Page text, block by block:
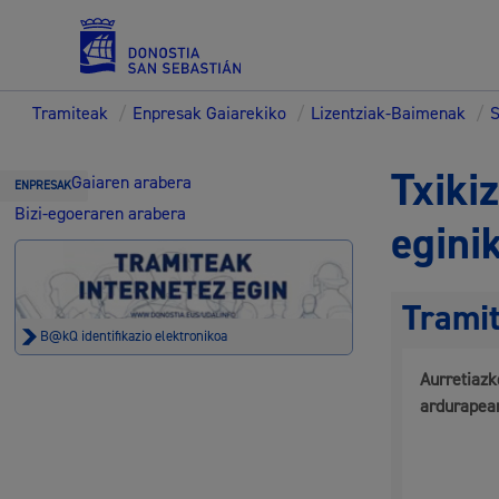
Zerbitzuak
Errolda eta gai pertsonalak
Tramiteak / Enpresak Gaiarekiko / Lizentziak-Baimenak /
ENPRESAKGaiaren arabera
Bizi-egoeraren arabera
B@kQ identifikazio elektronikoa